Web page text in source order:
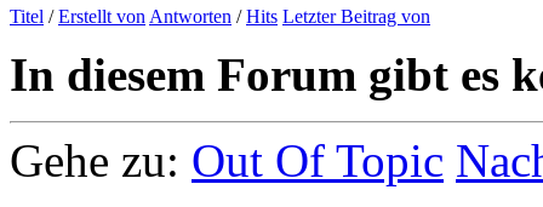
Titel /Erstellt von Antworten /Hits Letzter Beitrag von
In diesem Forum gibt es
Gehe zu: Out Of Topic